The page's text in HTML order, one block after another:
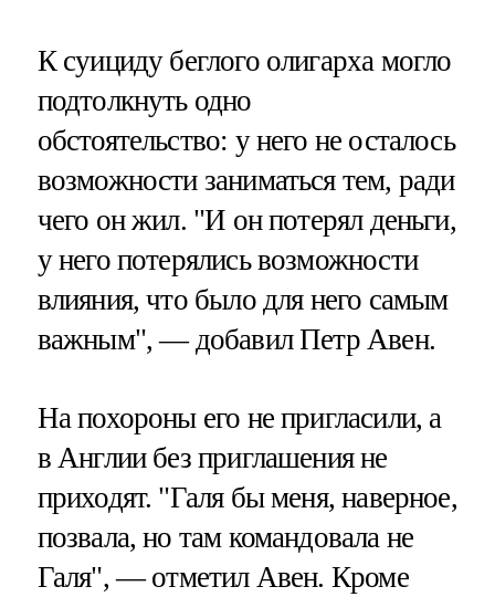
К суициду беглого олигарха могло
подтолкнуть одно
обстоятельство: у него не осталось
возможности заниматься тем, ради
чего он жил. "И он потерял деньги,
у него потерялись возможности
влияния, что было для него самым
важным", — добавил Петр Авен.
На похороны его не пригласили, а
в Англии без приглашения не
приходят. "Галя бы меня, наверное,
позвала, но там командовала не
Галя", — отметил Авен. Кроме